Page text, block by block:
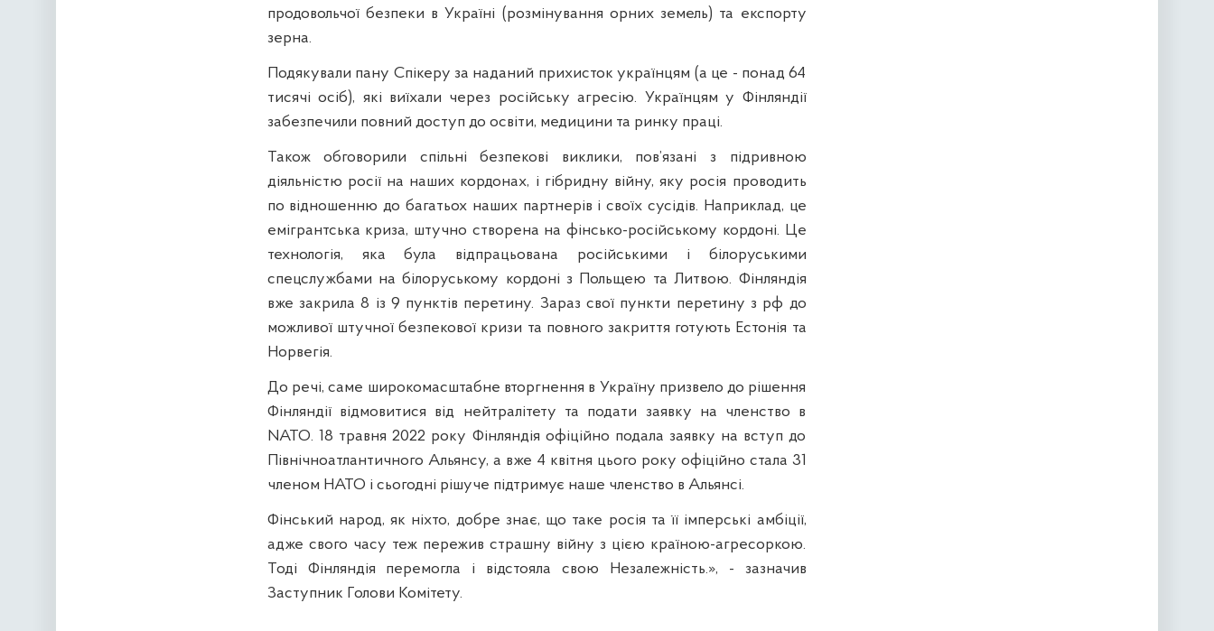
продовольчої безпеки в Україні (розмінування орних земель) та експорту
зерна.
Подякували пану Спікеру за наданий прихисток українцям (а це - понад 64
тисячі осіб), які виїхали через російську агресію. Українцям у Фінляндії
забезпечили повний доступ до освіти, медицини та ринку праці.
Також обговорили спільні безпекові виклики, пов’язані з підривною
діяльністю росії на наших кордонах, і гібридну війну, яку росія проводить
по відношенню до багатьох наших партнерів і своїх сусідів. Наприклад, це
емігрантська криза, штучно створена на фінсько-російському кордоні. Це
технологія, яка була відпрацьована російськими і білоруськими
спецслужбами на білоруському кордоні з Польщею та Литвою. Фінляндія
вже закрила 8 із 9 пунктів перетину. Зараз свої пункти перетину з рф до
можливої штучної безпекової кризи та повного закриття готують Естонія та
Норвегія.
До речі, саме широкомасштабне вторгнення в Україну призвело до рішення
Фінляндії відмовитися від нейтралітету та подати заявку на членство в
NATO. 18 травня 2022 року Фінляндія офіційно подала заявку на вступ до
Північноатлантичного Альянсу, а вже 4 квітня цього року офіційно стала 31
членом НАТО і сьогодні рішуче підтримує наше членство в Альянсі.
Фінський народ, як ніхто, добре знає, що таке росія та її імперські амбіції,
адже свого часу теж пережив страшну війну з цією країною-агресоркою.
Тоді Фінляндія перемогла і відстояла свою Незалежність.», - зазначив
Заступник Голови Комітету.